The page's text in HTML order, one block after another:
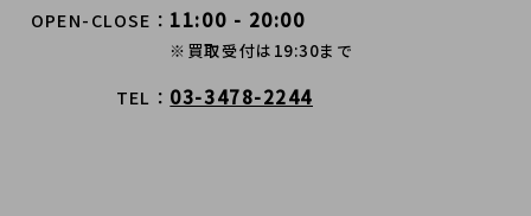
OPEN-CLOSE 11:00 - 20:00
※買取受付は19:30まで
TEL 03-3478-2244